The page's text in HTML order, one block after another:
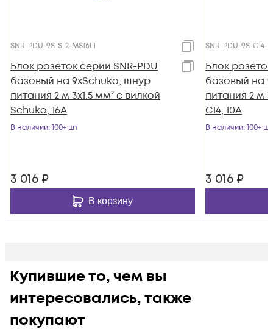
SNR-PDU-9S-S-2-MS16L1
Блок розеток серии SNR-PDU
базовый на 9хSchuko, шнур
питания 2 м 3x1.5 мм² с вилкой
Schuko, 16A
В наличии: 100+ шт
3 016 ₽
В корзину
SNR-PDU-9S-C14-
Блок
базовый на
питания 2 м
C14, 10A
В наличии: 100+ шт
3 016 ₽
Купившие то, чем вы
интересовались, также
покупают